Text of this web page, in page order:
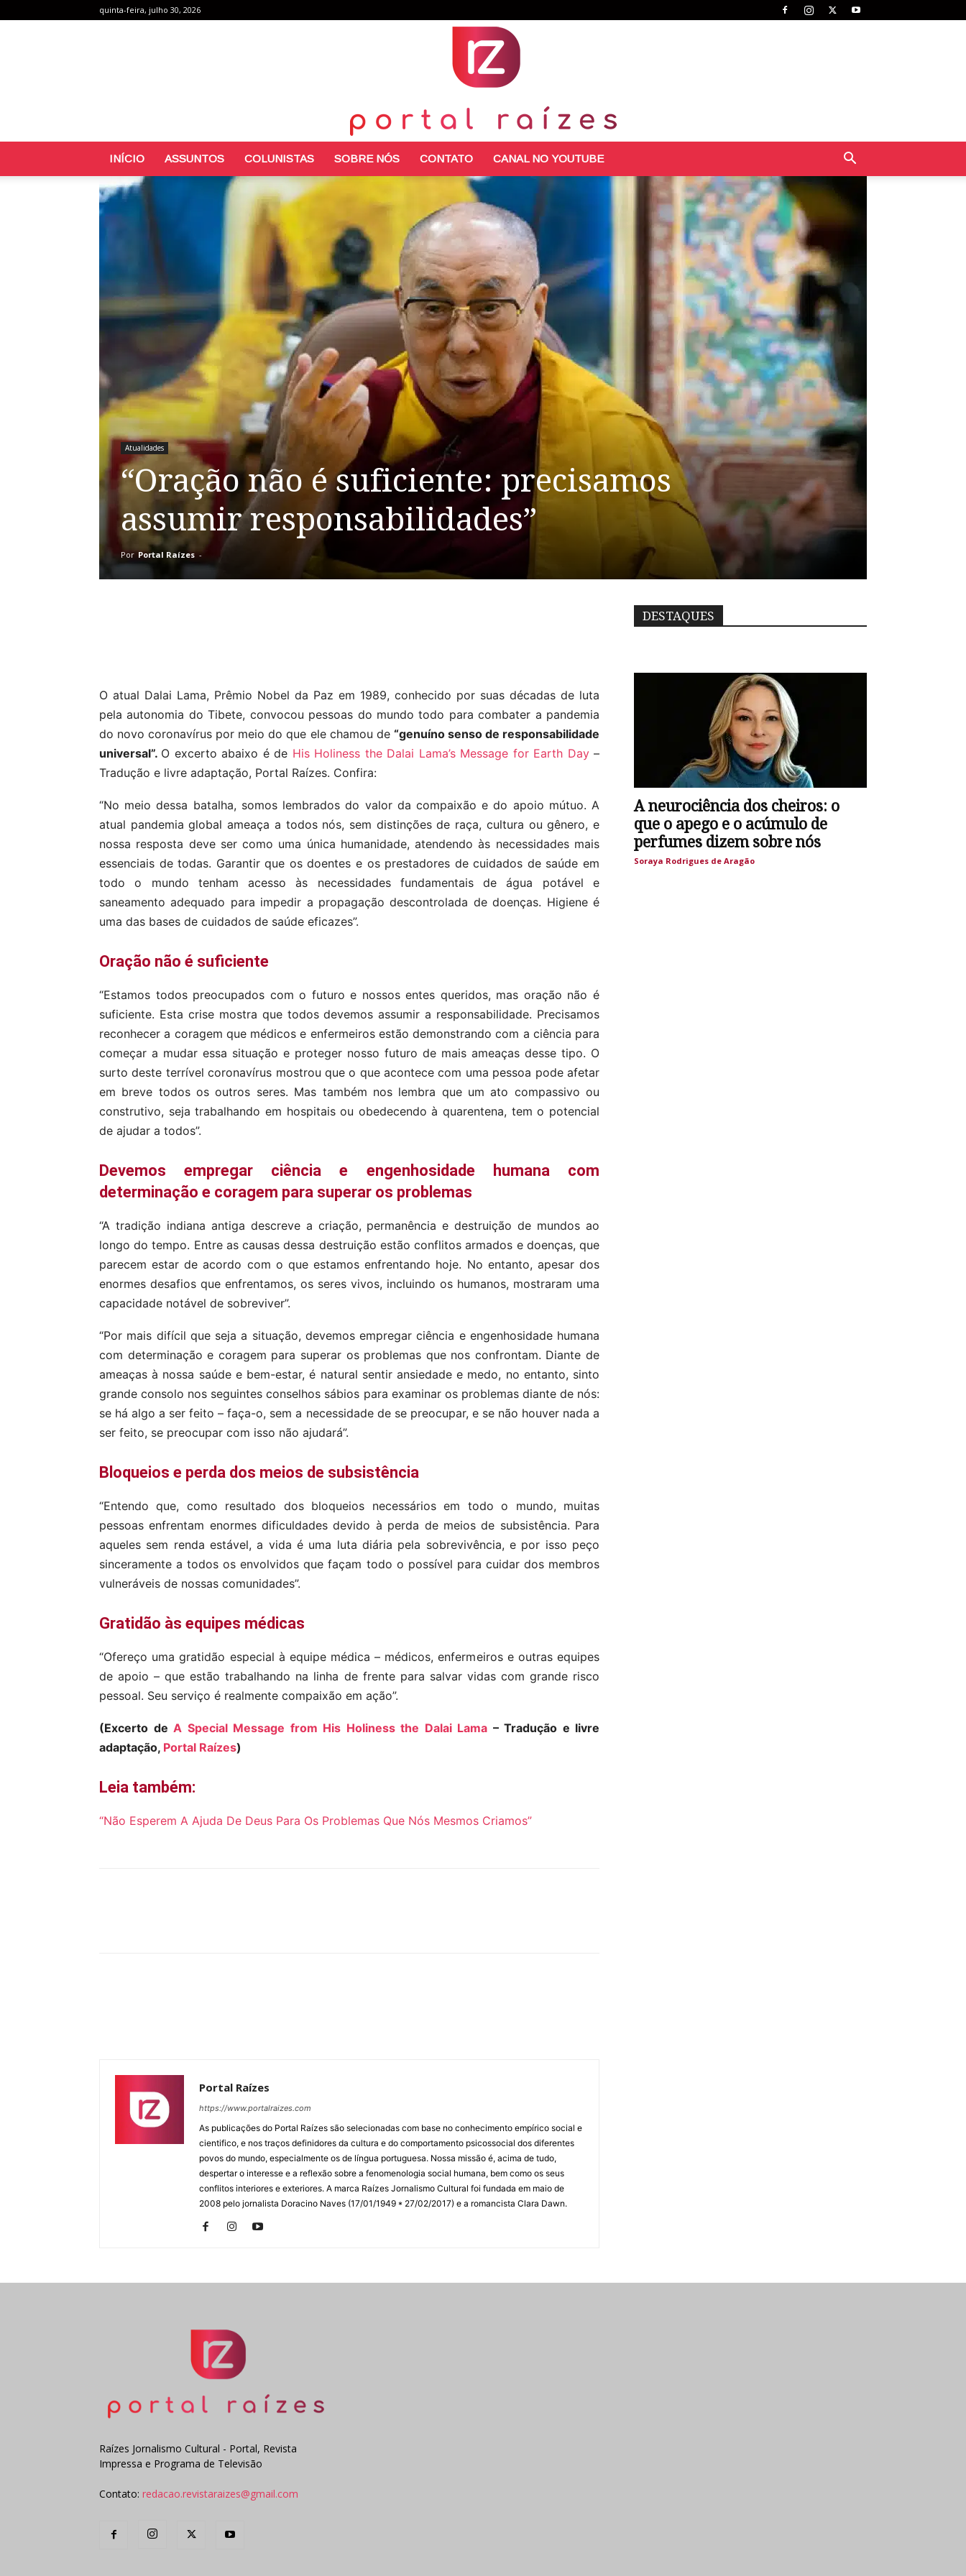
quinta-feira, julho 30, 2026
Raízes
INÍCIO ASSUNTOS COLUNISTAS SOBRE NÓS CONTATO CANAL NO YOUTUBE
Atualidades
“Oração não é suficiente: precisamos
assumir responsabilidades”
Por Portal Raízes -
O atual Dalai Lama, Prêmio Nobel da Paz em 1989, conhecido por suas décadas de luta
pela autonomia do Tibete, convocou pessoas do mundo todo para combater a pandemia
do novo coronavírus por meio do que ele chamou de “genuíno senso de responsabilidade
universal”. O excerto abaixo é de His Holiness the Dalai Lama’s Message for Earth Day–
Tradução e livre adaptação, Portal Raízes. Confira:
“No meio dessa batalha, somos lembrados do valor da compaixão e do apoio mútuo. A
atual pandemia global ameaça a todos nós, sem distinções de raça, cultura ou gênero, e
nossa resposta deve ser como uma única humanidade, atendendo às necessidades mais
essenciais de todas. Garantir que os doentes e os prestadores de cuidados de saúde em
todo o mundo tenham acesso às necessidades fundamentais de água potável e
saneamento adequado para impedir a propagação descontrolada de doenças. Higiene é
uma das bases de cuidados de saúde eficazes”.
Oração não é suficiente
“Estamos todos preocupados com o futuro e nossos entes queridos, mas oração não é
suficiente. Esta crise mostra que todos devemos assumir a responsabilidade. Precisamos
reconhecer a coragem que médicos e enfermeiros estão demonstrando com a ciência para
começar a mudar essa situação e proteger nosso futuro de mais ameaças desse tipo. O
surto deste terrível coronavírus mostrou que o que acontece com uma pessoa pode afetar
em breve todos os outros seres. Mas também nos lembra que um ato compassivo ou
construtivo, seja trabalhando em hospitais ou obedecendo à quarentena, tem o potencial
de ajudar a todos”.
Devemos empregar ciência e engenhosidade humana com
determinação e coragem para superar os problemas
“A tradição indiana antiga descreve a criação, permanência e destruição de mundos ao
longo do tempo. Entre as causas dessa destruição estão conflitos armados e doenças, que
parecem estar de acordo com o que estamos enfrentando hoje. No entanto, apesar dos
enormes desafios que enfrentamos, os seres vivos, incluindo os humanos, mostraram uma
capacidade notável de sobreviver”.
“Por mais difícil que seja a situação, devemos empregar ciência e engenhosidade humana
com determinação e coragem para superar os problemas que nos confrontam. Diante de
ameaças à nossa saúde e bem-estar, é natural sentir ansiedade e medo, no entanto, sinto
grande consolo nos seguintes conselhos sábios para examinar os problemas diante de nós:
se há algo a ser feito – faça-o, sem a necessidade de se preocupar, e se não houver nada a
ser feito, se preocupar com isso não ajudará”.
Bloqueios e perda dos meios de subsistência
“Entendo que, como resultado dos bloqueios necessários em todo o mundo, muitas
pessoas enfrentam enormes dificuldades devido à perda de meios de subsistência. Para
aqueles sem renda estável, a vida é uma luta diária pela sobrevivência, e por isso peço
sinceramente a todos os envolvidos que façam todo o possível para cuidar dos membros
vulneráveis ​​de nossas comunidades”.
Gratidão às equipes médicas
“Ofereço uma gratidão especial à equipe médica – médicos, enfermeiros e outras equipes
de apoio – que estão trabalhando na linha de frente para salvar vidas com grande risco
pessoal. Seu serviço é realmente compaixão em ação”.
(Excerto de A Special Message from His Holiness the Dalai Lama – Tradução e livre
adaptação, Portal Raízes)
Leia também:
“Não Esperem A Ajuda De Deus Para Os Problemas Que Nós Mesmos Criamos”
Portal Raízes
https://www.portalraizes.com
As publicações do Portal Raízes são selecionadas com base no conhecimento empírico social e
cientifico, e nos traços definidores da cultura e do comportamento psicossocial dos diferentes
povos do mundo, especialmente os de língua portuguesa. Nossa missão é, acima de tudo,
despertar o interesse e a reflexão sobre a fenomenologia social humana, bem como os seus
conflitos interiores e exteriores. A marca Raízes Jornalismo Cultural foi fundada em maio de
2008 pelo jornalista Doracino Naves (17/01/1949 * 27/02/2017) e a romancista Clara Dawn.
DESTAQUES
A neurociência dos cheiros: o
que o apego e o acúmulo de
perfumes dizem sobre nós
Soraya Rodrigues de Aragão
Raízes Jornalismo Cultural - Portal, Revista
Impressa e Programa de Televisão
Contato: redacao.revistaraizes@gmail.com